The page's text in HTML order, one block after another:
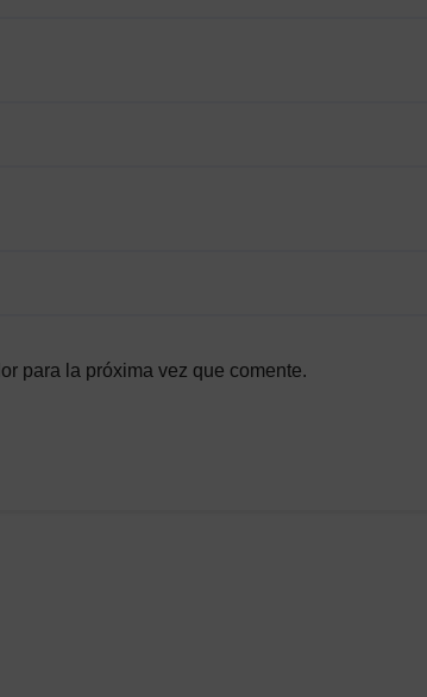
para la próxima vez que comente.